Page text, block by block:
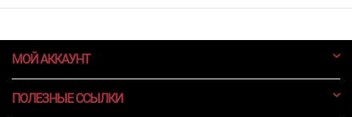
МОЙ АККАУНТ
ПОЛЕЗНЫЕ ССЫЛКИ